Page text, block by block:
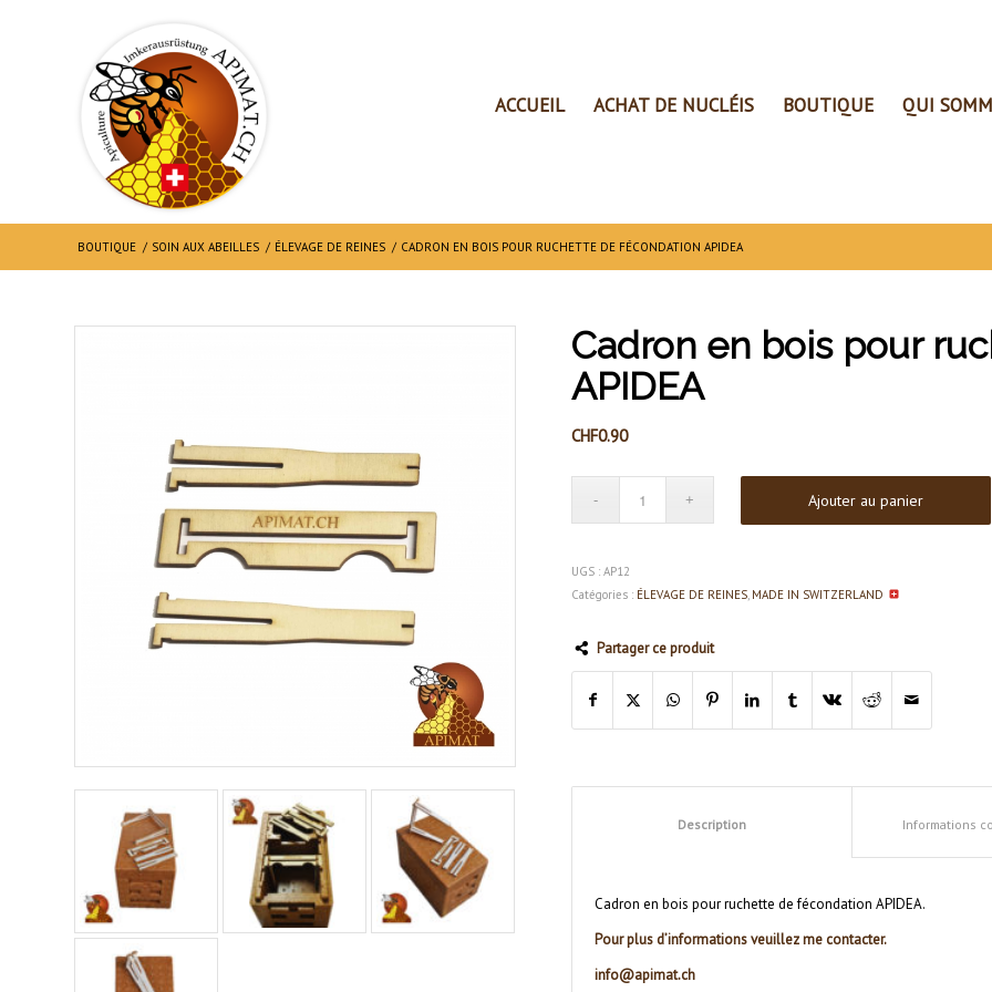
ACCUEIL ACHAT DE NUCLÉIS BOUTIQUE QUI
BOUTIQUE / SOIN AUX ABEILLES / ÉLEVAGE DE REINES / CADRON EN BOIS POUR RUCHETTE DE FÉCONDATION APIDEA
Cadron en bois pour
APIDEA
CHF0.90
Ajouter au panier
UGS :AP12
Catégories : ÉLEVAGE DE REINES, MADE IN SWITZERLAND
Partager ce produit
Description Informations
Cadron en bois pour ruchette de fécondation APIDEA.
Pour plus d’informations veuillez me contacter.
info@apimat.ch